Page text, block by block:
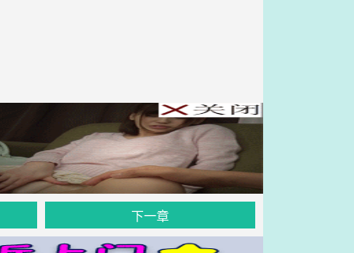
下一章